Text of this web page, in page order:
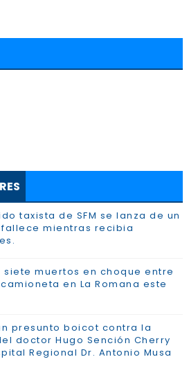
taxista de SFM se lanza de un
mientras recibia
siete muertos en choque entre
en La Romana este
presunto boicot contra la
doctor Hugo Sención Cherry
Regional Dr. Antonio Musa